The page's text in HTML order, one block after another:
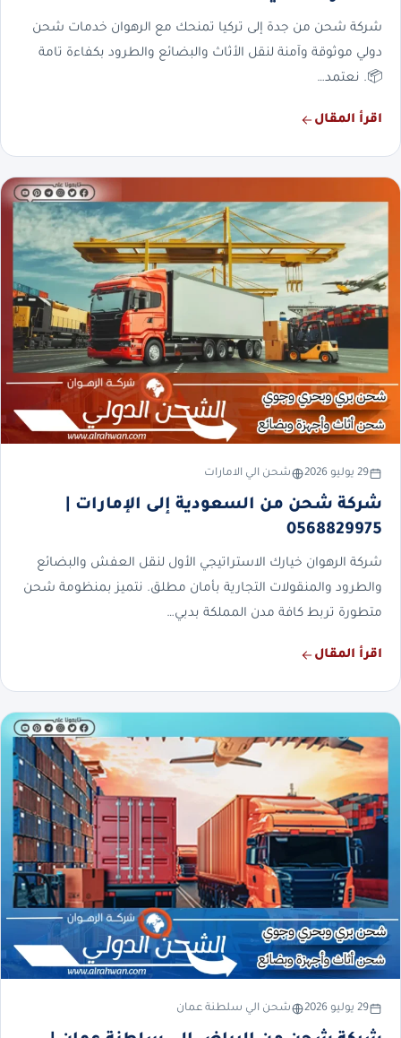
شركة شحن من جدة إلى تركيا تمنحك مع الرهوان خدمات شحن
دولي موثوقة وآمنة لنقل الأثاث والبضائع والطرود بكفاءة تامة
📦. نعتمد…
اقرأ المقال
29 يوليو 2026 شحن الي الامارات
شركة شحن من السعودية إلى الإمارات |
0568829975
شركة الرهوان خيارك الاستراتيجي الأول لنقل العفش والبضائع
والطرود والمنقولات التجارية بأمان مطلق. نتميز بمنظومة شحن
متطورة تربط كافة مدن المملكة بدبي…
اقرأ المقال
29 يوليو 2026 شحن الي سلطنة عمان